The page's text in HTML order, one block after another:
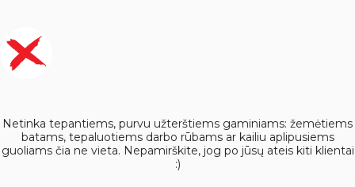
Netinka tepantiems, purvu užterštiems gaminiams: žemėtiems
batams, tepaluotiems darbo rūbams ar kailiu aplipusiems
guoliams čia ne vieta. Nepamirškite, jog po jūsų ateis kiti klientai
:)